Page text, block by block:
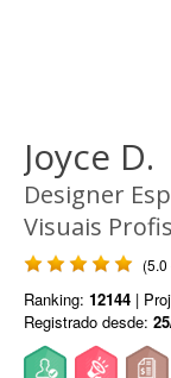
Joyce D.
Designer
Visuais
Ranking: 12144 |
Registrado desde: